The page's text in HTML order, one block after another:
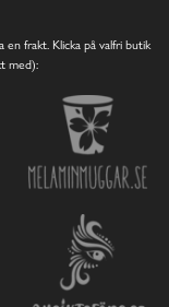
en frakt. Klicka på valfri butik
med):